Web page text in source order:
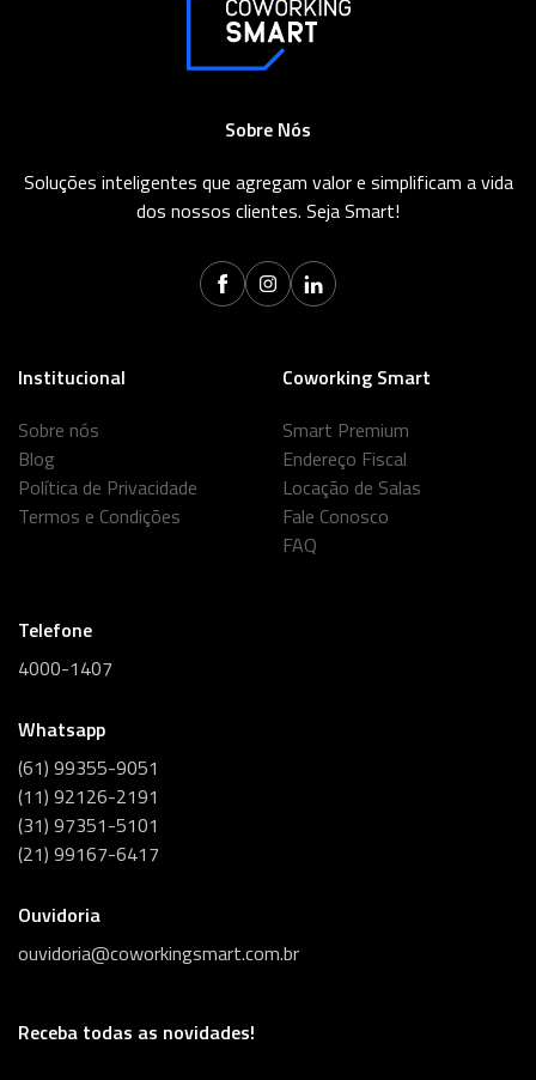
Sobre Nós
Soluções inteligentes que agregam valor e simplificam a vida
dos nossos clientes. Seja Smart!
Institucional
Sobre nós
Blog
Política de Privacidade
Termos e Condições
Coworking Smart
Smart Premium
Endereço Fiscal
Locação de Salas
Fale Conosco
FAQ
Telefone
4000-1407
Whatsapp
(61) 99355-9051
(11) 92126-2191
(31) 97351-5101
(21) 99167-6417
Ouvidoria
ouvidoria@coworkingsmart.com.br
Receba todas as novidades!